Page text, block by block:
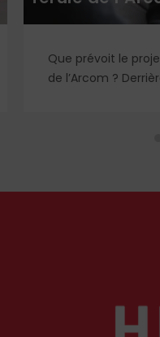
Que prévoit le
de l’Arcom ?
se dessine un